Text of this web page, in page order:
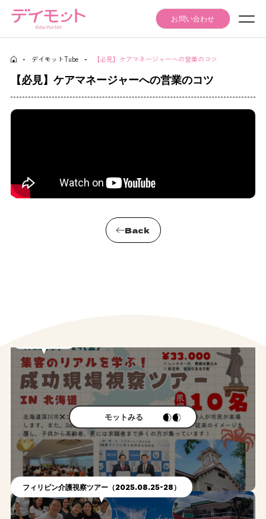
お問い合わせ
Seminar Event
セミナー・イベント情報
Articles
記事
資料ダウンロード
- デイモットTube - 【必見】ケアマネージャーへの営業のコツ
【必見】ケアマネージャーへの営業のコツ
モットみる
フィリピン介護視察ツアー（2025.08.25-28）